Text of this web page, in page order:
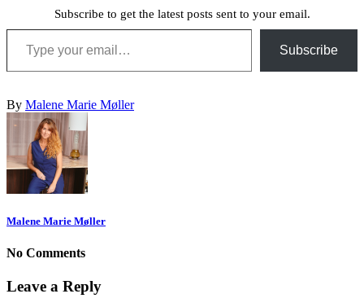
Subscribe to get the latest posts sent to your email.
Type your email…
Subscribe
By Malene Marie Møller
Malene Marie Møller
No Comments
Leave a Reply